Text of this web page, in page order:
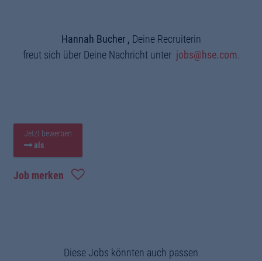
Hannah Bucher , Deine Recruiterin
freut sich über Deine Nachricht unter jobs@hse.com
Jetzt bewerben
als
Job merken
Diese Jobs könnten auch passen